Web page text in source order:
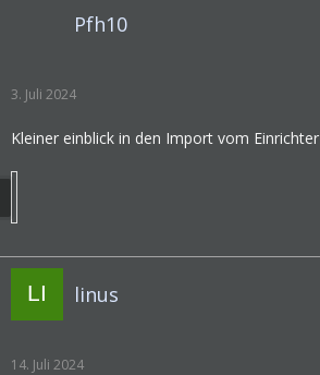
Pfh10
3. Juli 2024
Kleiner einblick in den Import vom Einrichter
linus
14. Juli 2024